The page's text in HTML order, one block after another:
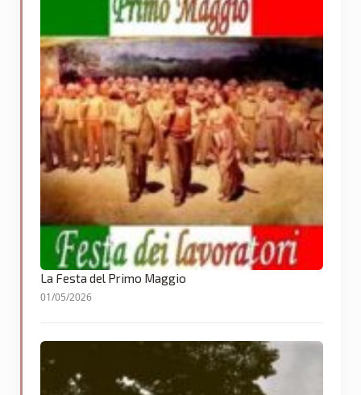
La Festa del Primo Maggio
01/05/2026